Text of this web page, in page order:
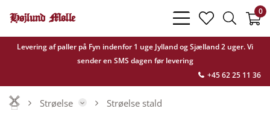
Levering af paller på Fyn indenfor 1 uge Jylland og Sjælland 2 uger. Vi
sender en SMS dagen før levering
+45 62 25 11 36
bars
light
heart
light
search
light
0
Strøelse Strøelse stald